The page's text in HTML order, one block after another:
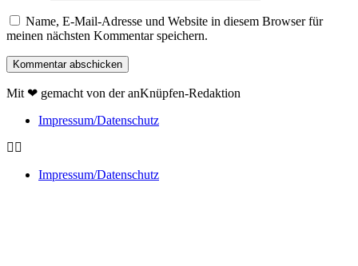
Name, E-Mail-Adresse und Website in diesem Browser für
meinen nächsten Kommentar speichern.
Mit ❤ gemacht von der anKnüpfen-Redaktion
Impressum/Datenschutz
Impressum/Datenschutz